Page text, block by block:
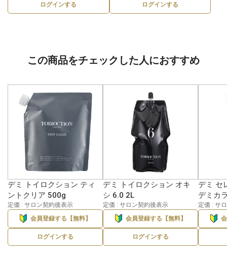
ログインする ログインする
この商品をチェックした人におすすめ
デミ トイロクション ティ
ントクリア 500g
定価 : サロン契約後表示
会員登録する【無料】
ログインする
デミ トイロクション オキ
シ 6.0 2L
定価 : サロン契約後表示
会員登録する【無料】
ログインする
デミ セ
デミカ
定価 : サ